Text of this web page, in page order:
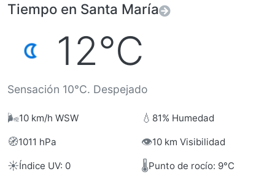
Tiempo en Santa María
12°C
Sensación 10°C. Despejado
🌬️10 km/h WSW 💧 81% Humedad
🧭1011 hPa 👁️10 km Visibilidad
☀️Índice UV: 0 🌡️Punto de rocío: 9°C